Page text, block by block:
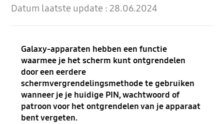
Datum laatste update :28.06.2024
Galaxy-apparaten hebben een functie
waarmee je het scherm kunt ontgrendelen
door een eerdere
schermvergrendelingsmethode te gebruiken
wanneer je je huidige PIN, wachtwoord of
patroon voor het ontgrendelen van je apparaat
bent vergeten.